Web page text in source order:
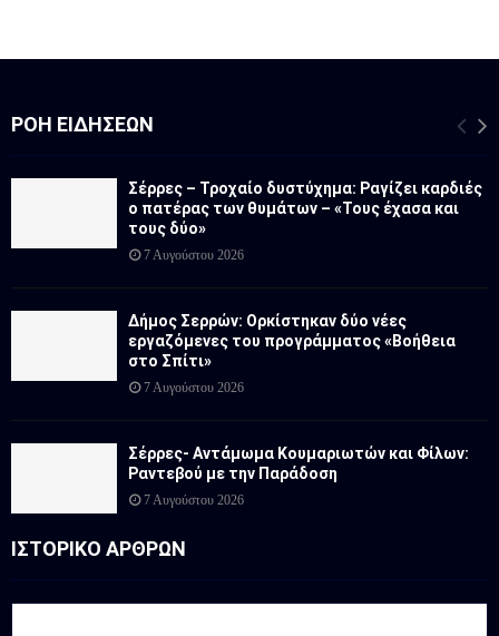
ΡΟΉ ΕΙΔΉΣΕΩΝ
Σέρρες – Τροχαίο δυστύχημα: Ραγίζει καρδιές
ο πατέρας των θυμάτων – «Τους έχασα και
τους δύο»
7 Αυγούστου 2026
Δήμος Σερρών: Ορκίστηκαν δύο νέες
εργαζόμενες του προγράμματος «Βοήθεια
στο Σπίτι»
7 Αυγούστου 2026
Σέρρες- Αντάμωμα Κουμαριωτών και Φίλων:
Ραντεβού με την Παράδοση
7 Αυγούστου 2026
ΙΣΤΟΡΙΚΟ ΑΡΘΡΩΝ